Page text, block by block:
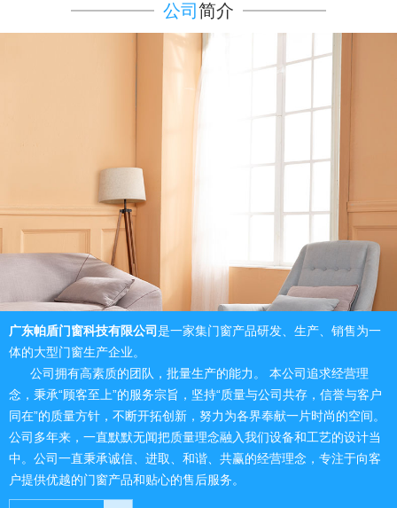
公司 简介
广东帕盾门窗科技有限公司是一家集门窗产品研发、生产、销售为一
体的大型门窗生产企业。
公司拥有高素质的团队，批量生产的能力。 本公司追求经营理
念，秉承“顾客至上”的服务宗旨，坚持“质量与公司共存，信誉与客户
同在”的质量方针，不断开拓创新，努力为各界奉献一片时尚的空间。
公司多年来，一直默默无闻把质量理念融入我们设备和工艺的设计当
中。公司一直秉承诚信、进取、和谐、共赢的经营理念，专注于向客
户提供优越的门窗产品和贴心的售后服务。